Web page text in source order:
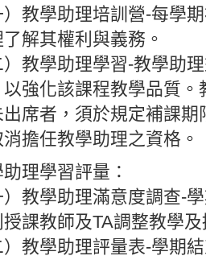
）教學助理培訓營-每學
解其權利與義務。
）教學助理學習-教學助
強化該課程教學品質
出席者，須於規定補課
消擔任教學助理之資格。
理學習評量：
）教學助理滿意度調查-
授課教師及TA調整教學
）教學助理評量表-學期